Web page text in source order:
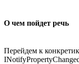
О чем пойдет речь
Перейдем к